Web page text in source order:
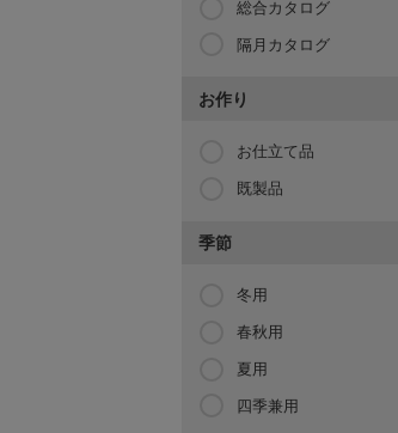
総合カタログ
隔月カタログ
お作り
お仕立て品
既製品
季節
冬用
春秋用
夏用
四季兼用